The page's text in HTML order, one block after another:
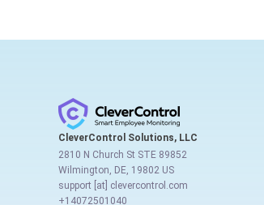
CleverControl Solutions, LLC
2810 N Church St STE 89852
Wilmington, DE, 19802 US
support [at] clevercontrol.com
+14072501040